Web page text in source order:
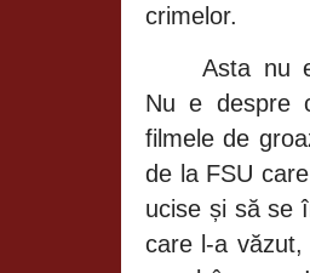
crimelor.
Asta nu
Nu e despre
filmele de
de la FSU
ucise și să se
care l-a